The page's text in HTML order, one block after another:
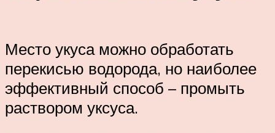
Место укуса можно обработать
перекисью водорода, но наиболее
эффективный способ – промыть
раствором уксуса.